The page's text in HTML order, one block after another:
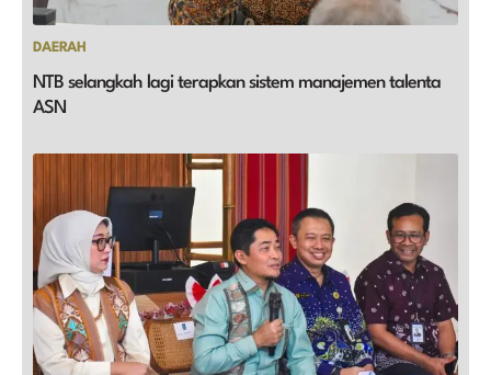
DAERAH
NTB selangkah lagi terapkan sistem manajemen talenta
ASN